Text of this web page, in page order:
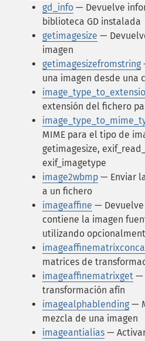
gd_info — Devuelve
biblioteca GD instalada
getimagesize —
imagen
getimagesizefromstring
una imagen desde una
extensión del fichero
MIME para el tipo de
getimagesize,
exif_imagetype
image2wbmp — Enviar
a un fichero
imageaffine — Devuelve
contiene la imagen
utilizando
matrices de
imageaffinematrixget —
transformación afín
imagealphablending —
mezcla de una imagen
imageantialias —